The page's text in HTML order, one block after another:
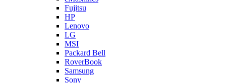
Fujitsu
HP
Lenovo
LG
MSI
Packard Bell
RoverBook
Samsung
Sony